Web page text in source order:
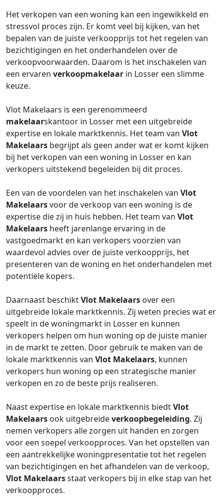
Het verkopen van een woning kan een ingewikkeld en
stressvol proces zijn. Er komt veel bij kijken, van het
bepalen van de juiste verkoopprijs tot het regelen van
bezichtigingen en het onderhandelen over de
verkoopvoorwaarden. Daarom is het inschakelen van
een ervaren verkoopmakelaar in Losser een slimme
keuze.
Vlot Makelaars is een gerenommeerd
makelaarskantoor in Losser met een uitgebreide
expertise en lokale marktkennis. Het team van Vlot
Makelaars begrijpt als geen ander wat er komt kijken
bij het verkopen van een woning in Losser en kan
verkopers uitstekend begeleiden bij dit proces.
Een van de voordelen van het inschakelen van Vlot
Makelaarsvoor de verkoop van een woning is de
expertise die zij in huis hebben. Het team van Vlot
Makelaars heeft jarenlange ervaring in de
vastgoedmarkt en kan verkopers voorzien van
waardevol advies over de juiste verkoopprijs, het
presenteren van de woning en het onderhandelen met
potentiële kopers.
Daarnaast beschiktVlot Makelaars over een
uitgebreide lokale marktkennis. Zij weten precies wat er
speelt in de woningmarkt in Losser en kunnen
verkopers helpen om hun woning op de juiste manier
in de markt te zetten. Door gebruik te maken van de
lokale marktkennis van Vlot Makelaars, kunnen
verkopers hun woning op een strategische manier
verkopen en zo de beste prijs realiseren.
Naast expertise en lokale marktkennis biedtVlot
Makelaars ook uitgebreideverkoopbegeleiding. Zij
nemen verkopers alle zorgen uit handen en zorgen
voor een soepel verkoopproces. Van het opstellen van
een aantrekkelijke woningpresentatie tot het regelen
van bezichtigingen en het afhandelen van de verkoop,
Vlot Makelaarsstaat verkopers bij in elke stap van het
verkoopproces.